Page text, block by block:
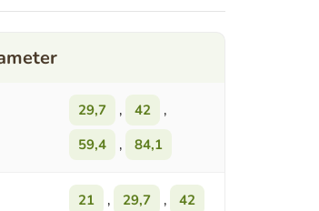
29,7 , 42
,
59,4
, 84,1
21 , 29,7 ,
42